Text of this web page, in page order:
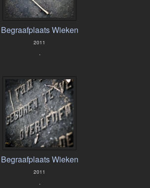
Begraafplaats Wieken
2011
.
Begraafplaats Wieken
2011
.